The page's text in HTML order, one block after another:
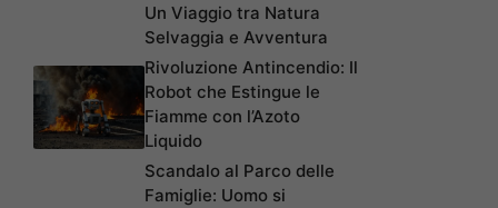
Un Viaggio tra Natura
Selvaggia e Avventura
Rivoluzione Antincendio: Il
Robot che Estingue le
Fiamme con l’Azoto
Liquido
Scandalo al Parco delle
Famiglie: Uomo si